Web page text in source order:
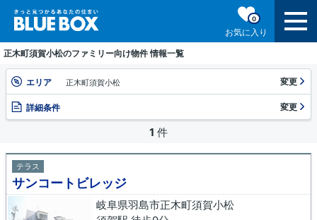
お気に入り
0
正木町須賀小松のファミリー向け物件 情報一覧
エリア 正木町須賀小松 変更
詳細条件 変更
1 件
テラス
サンコートビレッジ
岐阜県羽島市正木町須賀小松